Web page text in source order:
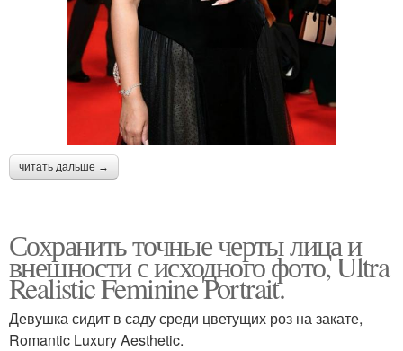
читать дальше →
Сохранить точные черты лица и
внешности с исходного фото, Ultra
Realistic Feminine Portrait.
Девушка сидит в саду среди цветущих роз на закате,
Romantic Luxury Aesthetic.